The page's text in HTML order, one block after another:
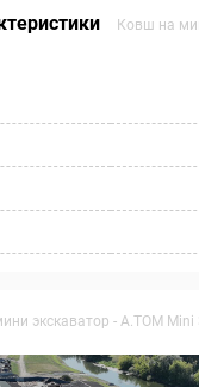
Ковш на
экскаватор - А.ТОМ Mini